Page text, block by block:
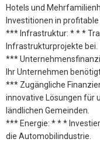
Hotels und
Investitionen in
*** Infrastruktur: * * *
Infrastrukturprojekte bei.
***
Ihr Unternehmen
*** Zugängliche
innovative Lösungen für
ländlichen Gemeinden.
*** Energie: * * *
die Automobilindustrie.